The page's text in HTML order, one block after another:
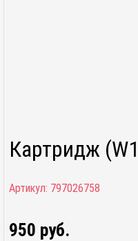
Картридж
Артикул: 797026758
950 руб.